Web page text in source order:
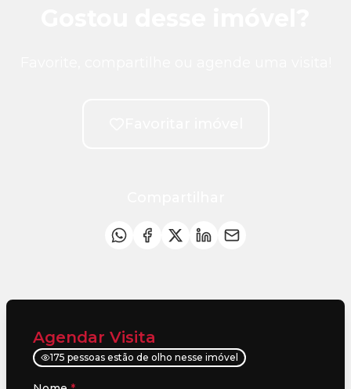
Agendar Visita
175 pessoas estão de olho nesse imóvel